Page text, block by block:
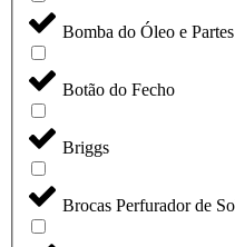
Bomba do Óleo e Partes
Botão do Fecho
Briggs
Brocas Perfurador de